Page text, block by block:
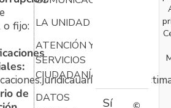
o fijo:
de
LA UNIDAD
ATENCIÓN Y
SERVICIOS
CIUDADANÍA
DATOS
Sí